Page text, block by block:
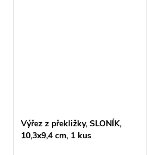
Výřez z překližky, SLONÍK,
10,3x9,4 cm, 1 kus